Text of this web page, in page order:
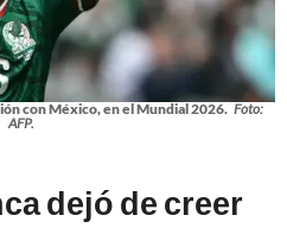
con México, en el Mundial 2026. Foto:
AFP.
dejó de creer